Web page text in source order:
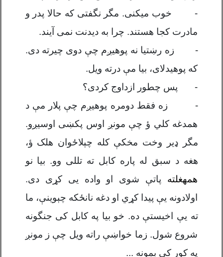
-
خوب میکنی. مگر نگفتی که حالا پدر و
مادرت کجا هستند. چرا به دیدنت نمی آیند.
-
زه ر ښتیا نه پوهیږم چې دوی چیرته دی.
که پوهیدلای، بیا مې درته ویل.
-
پس چطور ازداوج کردی؟
-
زه فقط دومره پوهیږم چې پلار مې د
همدغه کلي ؤ چې مونږ اوس پکښی اوسیږو.
مگرډیر وخت مخکې کله چېلاځوان هلک ؤ،
هغهد سبق له پاره کابل ته تللی وو. بیا نو
همهغلته پاتې شوی او واده یی کړی دی.
اولادونه یې پیدا کړي او دغه نانځکه چېوینې، ما
ته یې اخیستې ده. خو بیا په کابل کی جنگونه
شروع شول. زما خواښې راته ویل چې ز مونږ
په کور کې بمونه ...